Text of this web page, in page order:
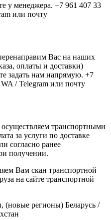
у менеджера. +7 961 407 33
или почту
Вас на наших
оплаты и доставки)
задать нам напрямую. +7
/ Telegram или почту
транспортными
за услуги по доставке
согласно ранее
получении.
Вам скан транспортной
на сайте транспортной
(новые регионы) Беларусь /